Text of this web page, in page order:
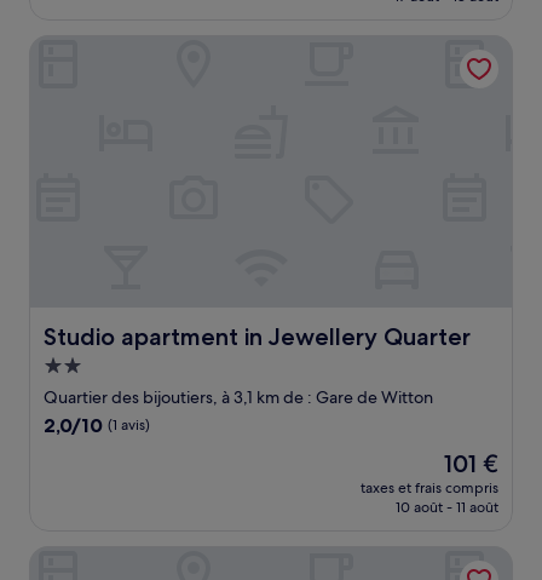
de
110 €
Studio apartment in Jewellery Quarter
Studio apartment in Jewellery Quarter
Hébergement
2.0 étoiles
Quartier des bijoutiers, à 3,1 km de : Gare de Witton
2.0
2,0/10 (1 avis)
Le
nouveau
prix
de
101 €
101 €
taxes et frais compris
10 août - 11 août